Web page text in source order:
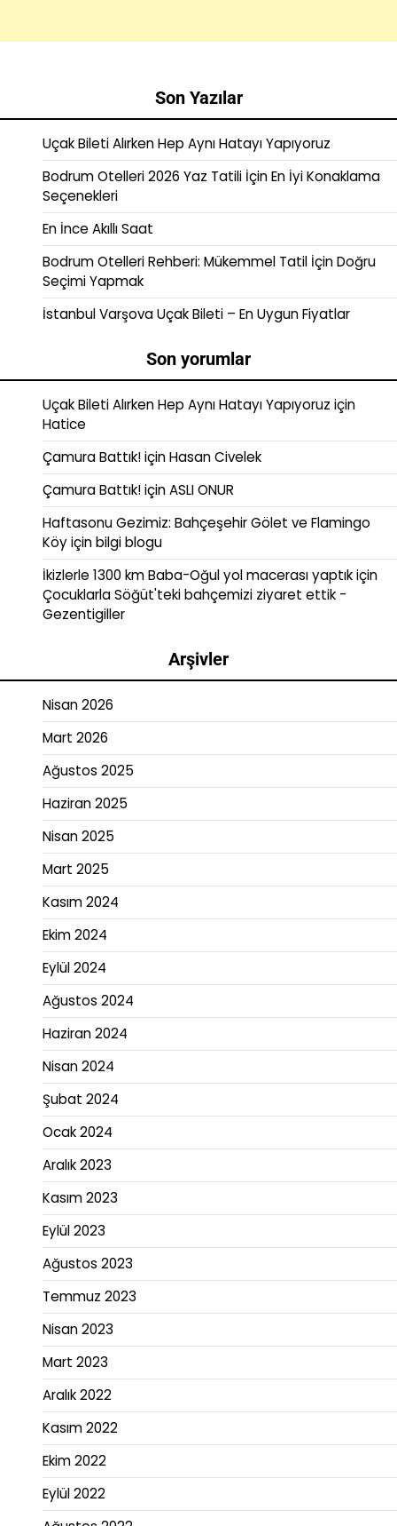
Son Yazılar
Uçak Bileti Alırken Hep Aynı Hatayı Yapıyoruz
Bodrum Otelleri 2026 Yaz Tatili İçin En İyi Konaklama
Seçenekleri
En İnce Akıllı Saat
Bodrum Otelleri Rehberi: Mükemmel Tatil İçin Doğru
Seçimi Yapmak
İstanbul Varşova Uçak Bileti – En Uygun Fiyatlar
Son yorumlar
Uçak Bileti Alırken Hep Aynı Hatayı Yapıyoruz için
Hatice
Çamura Battık!içinHasan Civelek
Çamura Battık!içinASLI ONUR
Haftasonu Gezimiz: Bahçeşehir Gölet ve Flamingo
Köyiçinbilgi blogu
İkizlerle 1300 km Baba-Oğul yol macerası yaptıkiçin
Çocuklarla Söğüt'teki bahçemizi ziyaret ettik -
Gezentigiller
Arşivler
Nisan 2026
Mart 2026
Ağustos 2025
Haziran 2025
Nisan 2025
Mart 2025
Kasım 2024
Ekim 2024
Eylül 2024
Ağustos 2024
Haziran 2024
Nisan 2024
Şubat 2024
Ocak 2024
Aralık 2023
Kasım 2023
Eylül 2023
Ağustos 2023
Temmuz 2023
Nisan 2023
Mart 2023
Aralık 2022
Kasım 2022
Ekim 2022
Eylül 2022